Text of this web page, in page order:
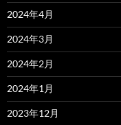
2024年4月
2024年3月
2024年2月
2024年1月
2023年12月